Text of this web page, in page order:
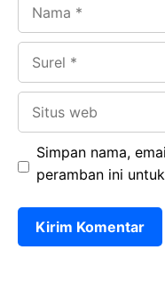
Simpan nama,
peramban ini